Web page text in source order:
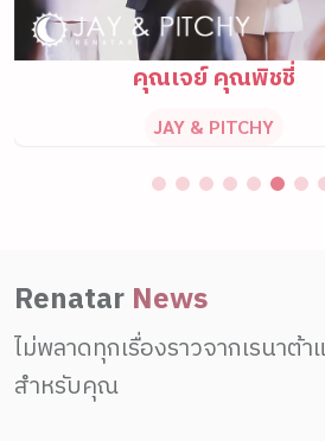
คุณเจย์ คุณพิชชี่
JAY & PITCHY
Renatar News
ไม่พลาดทุกเรื่องราวจากเรนาต้
สำหรับคุณ